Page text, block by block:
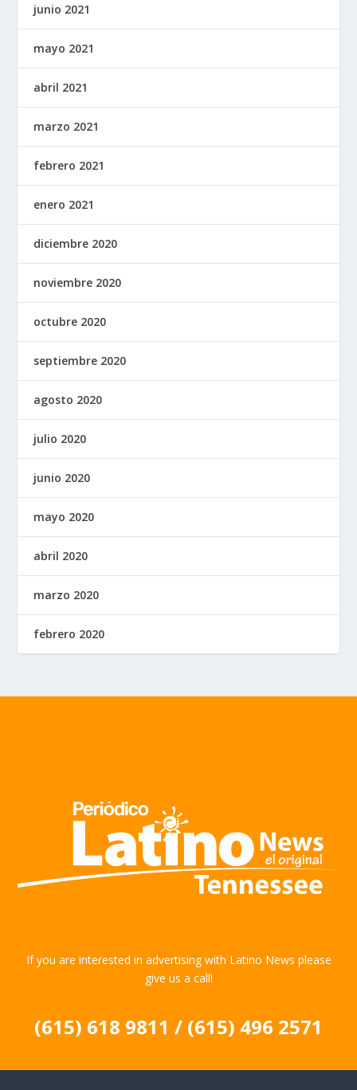
junio 2021
mayo 2021
abril 2021
marzo 2021
febrero 2021
enero 2021
diciembre 2020
noviembre 2020
octubre 2020
septiembre 2020
agosto 2020
julio 2020
junio 2020
mayo 2020
abril 2020
marzo 2020
febrero 2020
If you are interested in advertising with Latino News please
give us a call!
(615) 618 9811 / (615) 496 2571